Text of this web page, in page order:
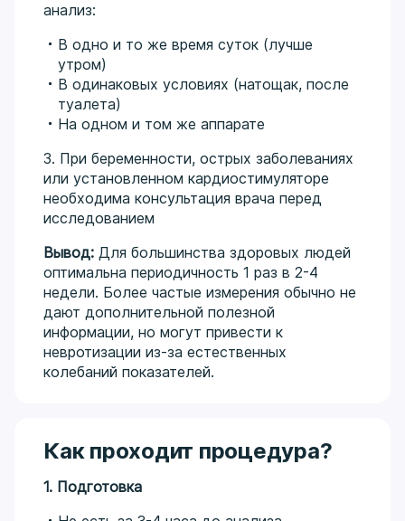
анализ:
В одно и то же время суток (лучше
утром)
В одинаковых условиях (натощак, после
туалета)
На одном и том же аппарате
3. При беременности, острых заболеваниях
или установленном кардиостимуляторе
необходима консультация врача перед
исследованием
Вывод: Для большинства здоровых людей
оптимальна периодичность 1 раз в 2-4
недели. Более частые измерения обычно не
дают дополнительной полезной
информации, но могут привести к
невротизации из-за естественных
колебаний показателей.
Как проходит процедура?
1. Подготовка